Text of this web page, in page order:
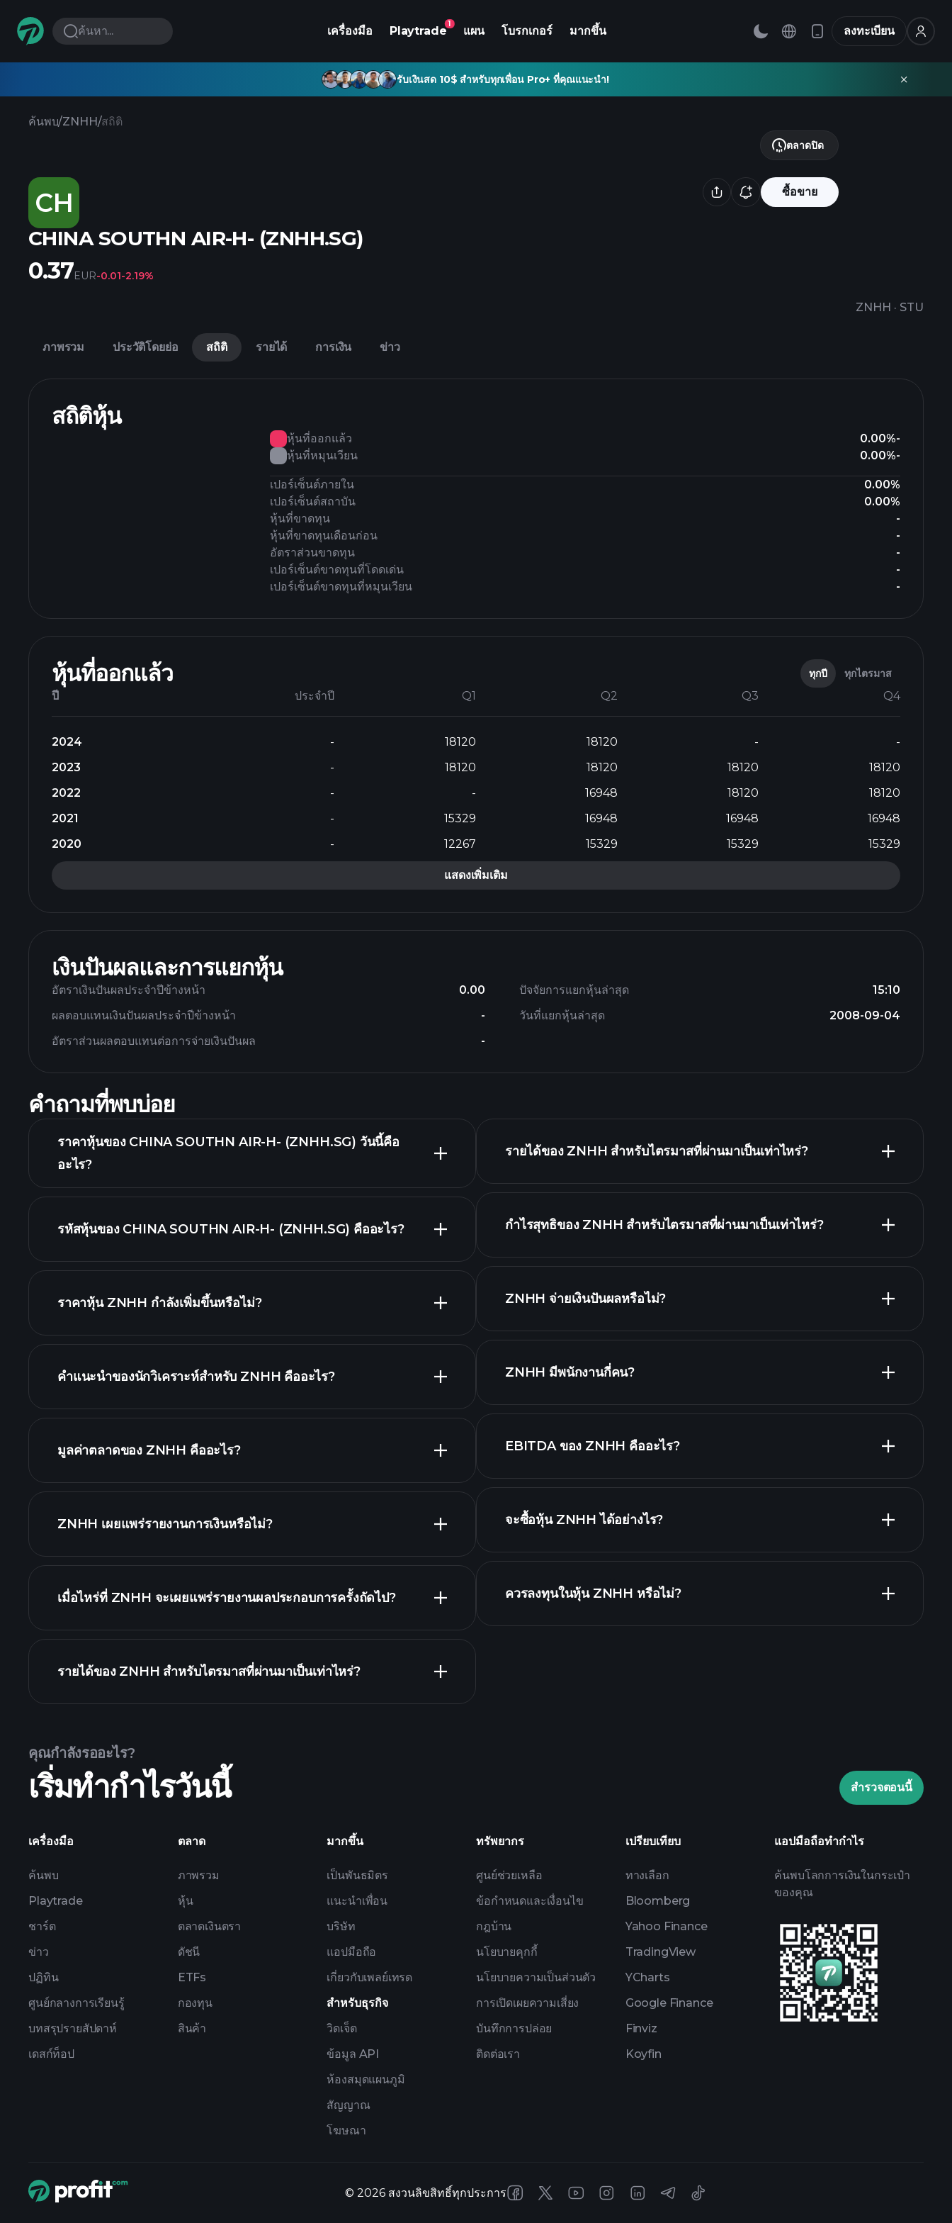
ค้นหา... เครื่องมือ Playtrade
1
แผน โบรกเกอร์ มากขึ้น ลงทะเบียน
รับเงินสด 10$ สำหรับทุกเพื่อน Pro+ ที่คุณแนะนำ!
ค้นพบ/ZNHH/สถิติ
CH ซื้อขาย
CHINA SOUTHN AIR-H- (ZNHH.SG)
ZNHH · STU
ตลาดปิด
0.37EUR-0.01-2.19%
ภาพรวม ประวัติโดยย่อ สถิติ รายได้ การเงิน ข่าว
สถิติหุ้น
หุ้นที่ออกแล้ว 0.00%-
หุ้นที่หมุนเวียน
0.00%-
เปอร์เซ็นต์ภายใน
0.00%
เปอร์เซ็นต์สถาบัน
0.00%
หุ้นที่ขาดทุน
-
หุ้นที่ขาดทุนเดือนก่อน
-
อัตราส่วนขาดทุน
-
เปอร์เซ็นต์ขาดทุนที่โดดเด่น
-
เปอร์เซ็นต์ขาดทุนที่หมุนเวียน
-
หุ้นที่ออกแล้ว ทุกปี ทุกไตรมาส
ปี ประจำปี Q1 Q2 Q3 Q4
2024 - 18120 18120 -
-
2023
- 18120 18120 18120
18120
2022
- - 16948 18120
18120
2021
- 15329 16948 16948
16948
2020
- 12267 15329 15329 15329
แสดงเพิ่มเติม
เงินปันผลและการแยกหุ้น
อัตราเงินปันผลประจำปีข้างหน้า
0.00
ผลตอบแทนเงินปันผลประจำปีข้างหน้า
-
อัตราส่วนผลตอบแทนต่อการจ่ายเงินปันผล
-
ปัจจัยการแยกหุ้นล่าสุด
15:10
วันที่แยกหุ้นล่าสุด
2008-09-04
คำถามที่พบบ่อย
ราคาหุ้นของ CHINA SOUTHN AIR-H- (ZNHH.SG) วันนี้คือ
อะไร?
กราฟขั้นสูง
รหัสหุ้นของ CHINA SOUTHN AIR-H- (ZNHH.SG) คืออะไร?
ราคาหุ้น ZNHH กำลังเพิ่มขึ้นหรือไม่?
คำแนะนำของนักวิเคราะห์สำหรับ ZNHH คืออะไร?
มูลค่าตลาดของ ZNHH คืออะไร?
รายชื่อหุ้นของเรา
ZNHH เผยแพร่รายงานการเงินหรือไม่?
ZNHH รายงานการเงิน
เมื่อไหร่ที่ ZNHH จะเผยแพร่รายงานผลประกอบการครั้งถัดไป?
ปฏิทินผลประกอบการ
รายได้ของ ZNHH สำหรับไตรมาสที่ผ่านมาเป็นเท่าไหร่?
ผลประกอบการของ ZNHH
รายได้ของ ZNHH สำหรับไตรมาสที่ผ่านมาเป็นเท่าไหร่?
กำไรสุทธิของ ZNHH สำหรับไตรมาสที่ผ่านมาเป็นเท่าไหร่?
ZNHH จ่ายเงินปันผลหรือไม่?
หุ้นที่จ่ายเงินปันผลสูง
ZNHH มีพนักงานกี่คน?
นายจ้างที่ใหญ่ที่สุด
EBITDA ของ ZNHH คืออะไร?
เงิน ZNHH
จะซื้อหุ้น ZNHH ได้อย่างไร?
Playtrade Tournaments
ควรลงทุนในหุ้น ZNHH หรือไม่?
ข้อมูลตลาด
คุณกำลังรออะไร?
เริ่มทำกำไรวันนี้ สำรวจตอนนี้
เครื่องมือ
ค้นพบ
Playtrade
ชาร์ต
ข่าว
ปฏิทิน
ศูนย์กลางการเรียนรู้
บทสรุปรายสัปดาห์
เดสก์ท็อป
ตลาด
ภาพรวม
หุ้น
ตลาดเงินตรา
ดัชนี
ETFs
กองทุน
สินค้า
มากขึ้น
เป็นพันธมิตร
แนะนำเพื่อน
บริษัท
แอปมือถือ
เกี่ยวกับเพลย์เทรด
สำหรับธุรกิจ
วิดเจ็ต
ข้อมูล API
ห้องสมุดแผนภูมิ
สัญญาณ
โฆษณา
ทรัพยากร
ศูนย์ช่วยเหลือ
ข้อกำหนดและเงื่อนไข
กฎบ้าน
นโยบายคุกกี้
นโยบายความเป็นส่วนตัว
การเปิดเผยความเสี่ยง
บันทึกการปล่อย
ติดต่อเรา
เปรียบเทียบ
ทางเลือก
Bloomberg
Yahoo Finance
TradingView
YCharts
Google Finance
Finviz
Koyfin
แอปมือถือทำกำไร
ค้นพบโลกการเงินในกระเป๋า
ของคุณ
© 2026 สงวนลิขสิทธิ์ทุกประการ